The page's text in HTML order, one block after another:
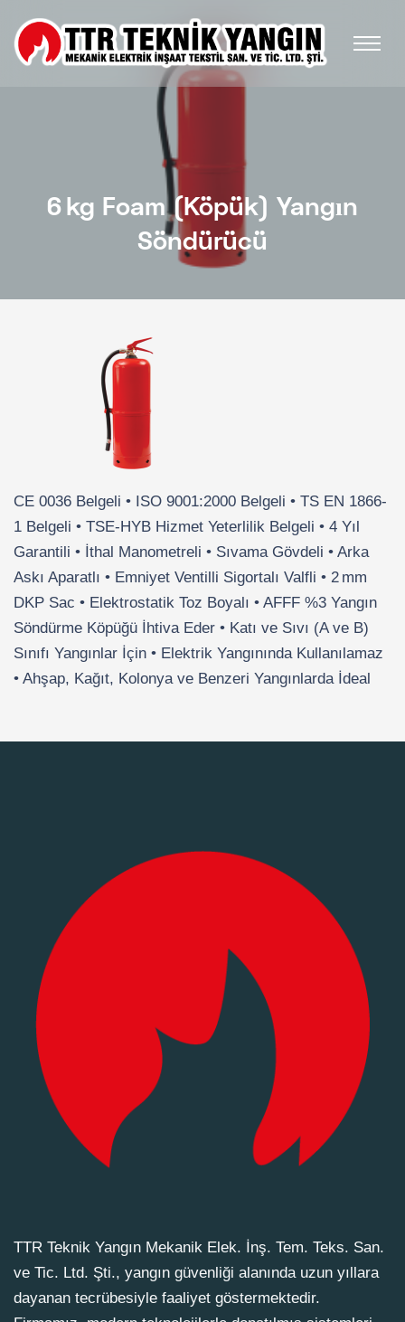
6 Kg Foam (Köpük) Yangın
Söndürücü
CE 0036 Belgeli • ISO 9001:2000 Belgeli • TS EN 1866-
1 Belgeli • TSE-HYB Hizmet Yeterlilik Belgeli • 4 Yıl
Garantili • İthal Manometreli • Sıvama Gövdeli • Arka
Askı Aparatlı • Emniyet Ventilli Sigortalı Valfli • 2 mm
DKP Sac • Elektrostatik Toz Boyalı • AFFF %3 Yangın
Söndürme Köpüğü İhtiva Eder • Katı ve Sıvı (A ve B)
Sınıfı Yangınlar İçin • Elektrik Yangınında Kullanılamaz
• Ahşap, Kağıt, Kolonya ve Benzeri Yangınlarda İdeal
TTR Teknik Yangın Mekanik Elek. İnş. Tem. Teks. San.
ve Tic. Ltd. Şti., yangın güvenliği alanında uzun yıllara
dayanan tecrübesiyle faaliyet göstermektedir.